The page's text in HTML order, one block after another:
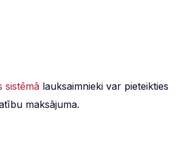
sistēmā lauksaimnieki var pieteikties
maksājuma.